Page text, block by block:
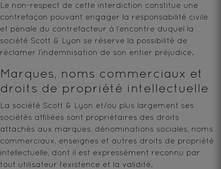
Le non-respect de cette interdiction constitue une
contrefaçon pouvant engager la responsabilité civile
et pénale du contrefacteur à l’encontre duquel la
société Scott & Lyon se réserve la possibilité de
réclamer l’indemnisation de son entier préjudice.
Marques, noms commerciaux et
droits de propriété intellectuelle
La société Scott & Lyon et/ou plus largement ses
sociétés affiliées sont propriétaires des droits
attachés aux marques, dénominations sociales, noms
commerciaux, enseignes et autres droits de propriété
intellectuelle, dont il est expressément reconnu par
tout utilisateur l’existence et la validité.